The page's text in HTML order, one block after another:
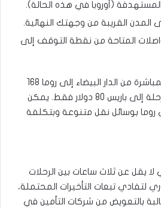
المدن القريبة من وجهتك النهائية.
المتاحة من نقطة التوقف إلى
في مثالنا: تكلف الرحلة المباشرة من الدار البيضاء إلى روما 168
دولار، بينما تبلغ تكلفة الرحلة إلى باريس 80 دولار فقط. يمكن
روما بوسائل نقل متنوعة وبتكلفة
يقل عن ثلاث ساعات بين الرحلات
لتفادي تبعات التأخيرات المحتملة،
بالتعويض من شركات التأمين في